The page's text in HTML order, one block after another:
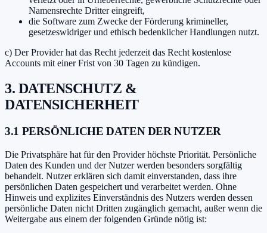
Namensrechte Dritter eingreift,
die Software zum Zwecke der Förderung krimineller,
gesetzeswidriger und ethisch bedenklicher Handlungen nutzt.
c) Der Provider hat das Recht jederzeit das Recht kostenlose
Accounts mit einer Frist von 30 Tagen zu kündigen.
3. DATENSCHUTZ &
DATENSICHERHEIT
3.1 PERSÖNLICHE DATEN DER NUTZER
Die Privatsphäre hat für den Provider höchste Priorität. Persönliche
Daten des Kunden und der Nutzer werden besonders sorgfältig
behandelt. Nutzer erklären sich damit einverstanden, dass ihre
persönlichen Daten gespeichert und verarbeitet werden. Ohne
Hinweis und explizites Einverständnis des Nutzers werden dessen
persönliche Daten nicht Dritten zugänglich gemacht, außer wenn die
Weitergabe aus einem der folgenden Gründe nötig ist: